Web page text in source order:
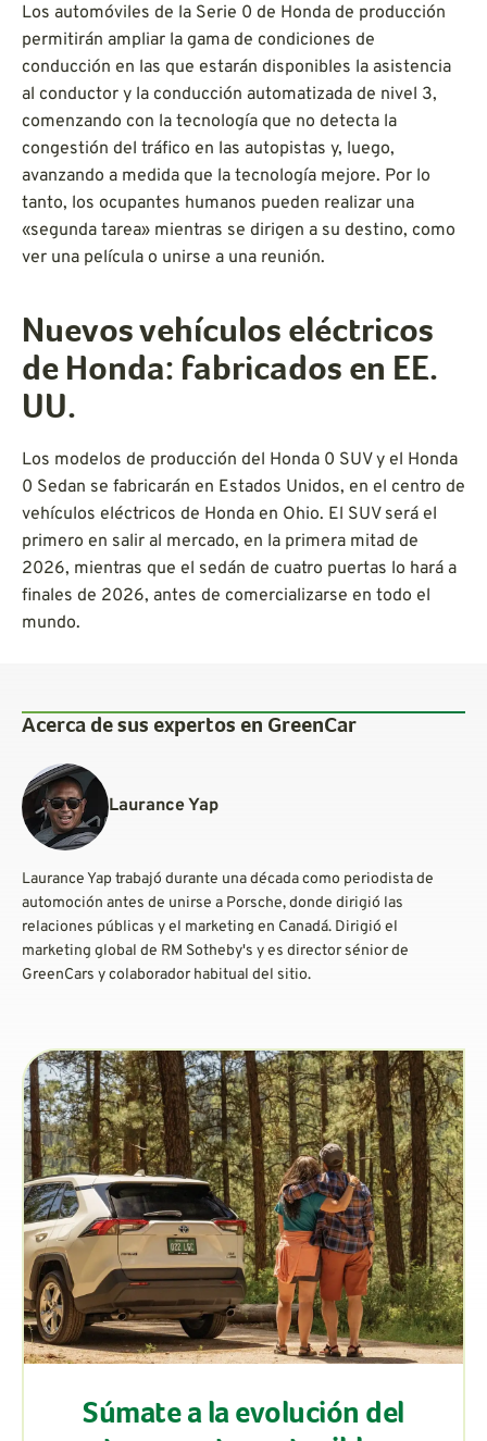
Los automóviles de la Serie 0 de Honda de producción
permitirán ampliar la gama de condiciones de
conducción en las que estarán disponibles la asistencia
al conductor y la conducción automatizada de nivel 3,
comenzando con la tecnología que no detecta la
congestión del tráfico en las autopistas y, luego,
avanzando a medida que la tecnología mejore. Por lo
tanto, los ocupantes humanos pueden realizar una
«segunda tarea» mientras se dirigen a su destino, como
ver una película o unirse a una reunión.
Nuevos vehículos eléctricos
de Honda: fabricados en EE.
UU.
Los modelos de producción del Honda 0 SUV y el Honda
0 Sedan se fabricarán en Estados Unidos, en el centro de
vehículos eléctricos de Honda en Ohio. El SUV será el
primero en salir al mercado, en la primera mitad de
2026, mientras que el sedán de cuatro puertas lo hará a
finales de 2026, antes de comercializarse en todo el
mundo.
Acerca de sus expertos en GreenCar
Laurance Yap
Laurance Yap trabajó durante una década como periodista de
automoción antes de unirse a Porsche, donde dirigió las
relaciones públicas y el marketing en Canadá. Dirigió el
marketing global de RM Sotheby's y es director sénior de
GreenCars y colaborador habitual del sitio.
Súmate a la evolución del